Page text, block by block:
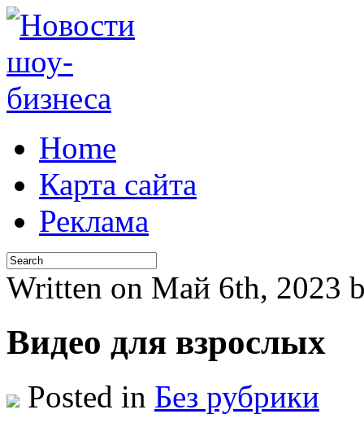
Home
Карта сайта
Реклама
Written on Май 6th, 2023
Видео для взрослых
Posted in Без рубрики